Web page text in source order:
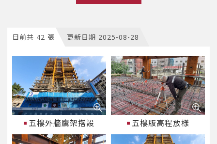
目前共 42 張 更新日期 2025-08-28
五樓外牆鷹架搭設 五樓版高程放樣